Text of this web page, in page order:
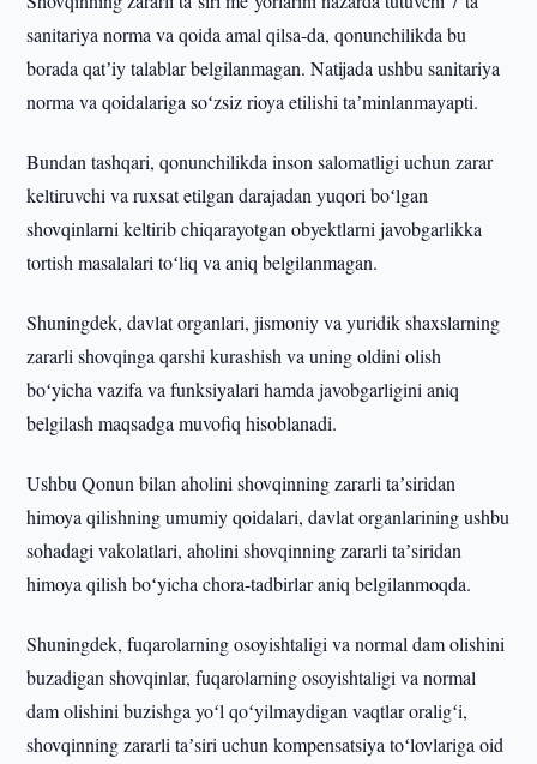
sanitariya norma va qoida amal qilsa-da, qonunchilikda bu
borada qatʼiy talablar belgilanmagan. Natijada ushbu sanitariya
norma va qoidalariga soʻzsiz rioya etilishi taʼminlanmayapti.
Bundan tashqari, qonunchilikda inson salomatligi uchun zarar
keltiruvchi va ruxsat etilgan darajadan yuqori boʻlgan
shovqinlarni keltirib chiqarayotgan obyektlarni javobgarlikka
tortish masalalari toʻliq va aniq belgilanmagan.
Shuningdek, davlat organlari, jismoniy va yuridik shaxslarning
zararli shovqinga qarshi kurashish va uning oldini olish
boʻyicha vazifa va funksiyalari hamda javobgarligini aniq
belgilash maqsadga muvofiq hisoblanadi.
Ushbu Qonun bilan aholini shovqinning zararli taʼsiridan
himoya qilishning umumiy qoidalari, davlat organlarining ushbu
sohadagi vakolatlari, aholini shovqinning zararli taʼsiridan
himoya qilish boʻyicha chora-tadbirlar aniq belgilanmoqda.
Shuningdek, fuqarolarning osoyishtaligi va normal dam olishini
buzadigan shovqinlar, fuqarolarning osoyishtaligi va normal
dam olishini buzishga yoʻl qoʻyilmaydigan vaqtlar oraligʻi,
shovqinning zararli taʼsiri uchun kompensatsiya toʻlovlariga oid